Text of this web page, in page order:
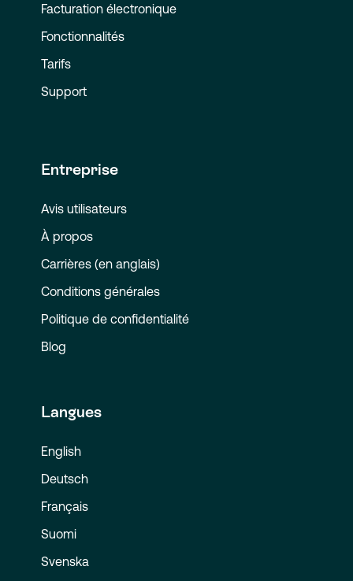
Facturation électronique
Fonctionnalités
Tarifs
Support
Entreprise
Avis utilisateurs
À propos
Carrières (en anglais)
Conditions générales
Politique de confidentialité
Blog
Langues
English
Deutsch
Français
Suomi
Svenska